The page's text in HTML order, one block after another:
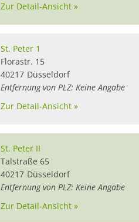
Zur Detail-Ansicht »
St. Peter 1
Florastr. 15
40217 Düsseldorf
Entfernung von PLZ: Keine Angabe
Zur Detail-Ansicht »
St. Peter II
Talstraße 65
40217 Düsseldorf
Entfernung von PLZ: Keine Angabe
Zur Detail-Ansicht »